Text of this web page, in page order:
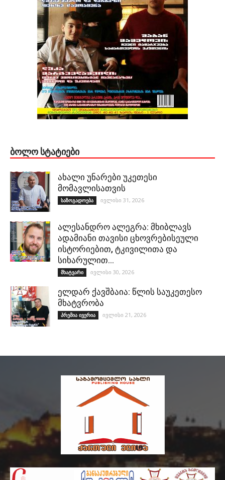
ᲑᲝᲚᲝ ᲡᲢᲐᲢᲘᲔᲑᲘ
ახალი უნარები უკეთესი
მომავლისათვის
საზოგადოება ივლისი 31, 2026
ალესანდრო ალეგრა: მხიბლავს
ადამიანი თავისი ცხოვრებისეული
ისტორიებით, ტკივილითა და
სიხარულით…
მხატვარი ივლისი 30, 2026
ელდარ ქავშბაია: წლის საუკეთესო
მხატვრობა
პრემია ივერია ივლისი 21, 2026